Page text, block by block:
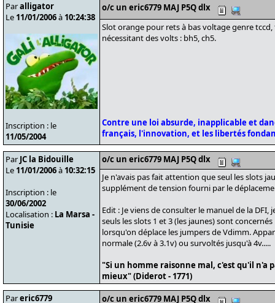
Paralligator
Le 11/01/2006à 10:24:38
Inscription : le
11/05/2004
o/c un eric6779 MAJ P5Q dlx
Slot orange pour rets à bas voltage genre
nécessitant des volts : bh5, ch5.
Contre une loi absurde, inapplicable et
français, l'innovation, et les libertés
Par JC la Bidouille
Le 11/01/2006à 10:32:15
Inscription : le
30/06/2002
Localisation : La Marsa -
Tunisie
o/c un eric6779 MAJ P5Q dlx
Je n'avais pas fait attention que seul les slots
supplément de tension fourni par le
Edit : Je viens de consulter le manuel de la
seuls les slots 1 et 3 (les jaunes) sont
lorsqu'on déplace les jumpers de Vdimm.
normale (2.6v à 3.1v) ou survoltés jusqu'à 4v.....
"Si un homme raisonne mal, c'est qu'il n'a
mieux" (Diderot - 1771)
Pareric6779
o/c un eric6779 MAJ P5Q dlx